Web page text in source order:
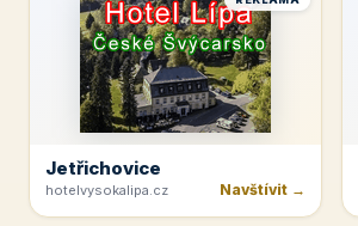
Jetřichovice
hotelvysokalipa.cz Navštívit →